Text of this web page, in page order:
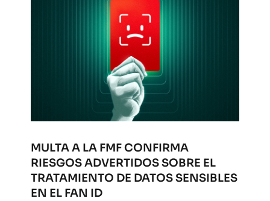
MULTA A LA FMF CONFIRMA
RIESGOS ADVERTIDOS SOBRE EL
TRATAMIENTO DE DATOS SENSIBLES
EN EL FAN ID